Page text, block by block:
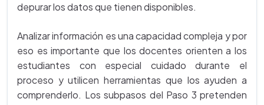
depurar los datos que tienen disponibles.
Analizar información es una capacidad compleja y por
eso es importante que los docentes orienten a los
estudiantes con especial cuidado durante el
proceso y utilicen herramientas que los ayuden a
comprenderlo. Los subpasos del Paso 3 pretenden